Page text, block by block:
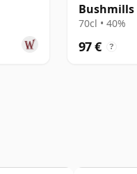
Bushmills
70cl • 40%
97 € ?